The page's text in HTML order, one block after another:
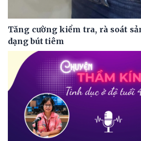
Tăng cường kiểm tra, rà soát
dạng bút tiêm